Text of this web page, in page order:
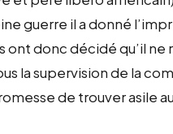
guerre il a donné
ont donc décidé qu’il
la supervision de la
de trouver asile